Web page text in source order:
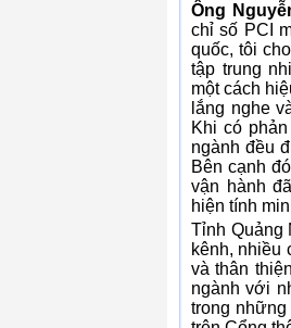
Ông
chỉ số PCI
quốc, tôi
tập trung
một cách
lắng nghe
Khi có
ngành đều
Bên cạnh
vận hành
hiện tính
Tỉnh Quảng
kênh, nhiều
và thân
ngành với
trong